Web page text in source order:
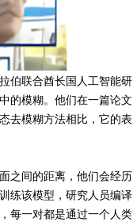
伯联合酋长国人工智能研
的模糊。他们在一篇论文
去模糊方法相比，它的表
之间的距离，他们会经历
练该模型，研究人员编译
每一对都是通过一个人类